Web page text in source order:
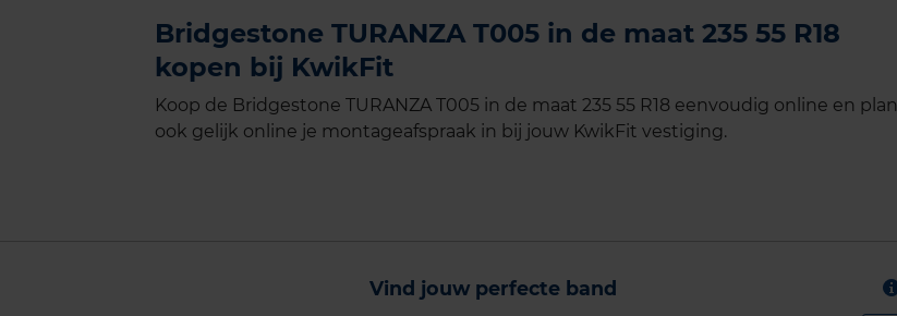
Bridgestone TURANZA T005 in de maat 235 55 R18
kopen bij KwikFit
Koop de Bridgestone TURANZA T005 in de maat 235 55 R18 eenvoudig online en plan
ook gelijk online je montageafspraak in bij jouw KwikFit vestiging.
Vind jouw perfecte band